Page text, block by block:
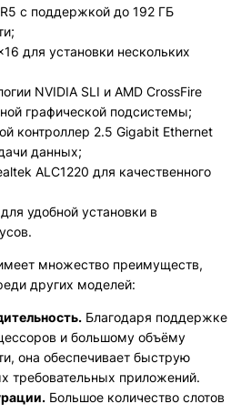
с поддержкой до 192 ГБ
для установки нескольких
NVIDIA SLI и AMD CrossFire
графической подсистемы;
контроллер 2.5 Gigabit Ethernet
данных;
ALC1220 для качественного
удобной установки в
множество преимуществ,
других моделей:
Благодаря поддержке
и большому объёму
она обеспечивает быструю
требовательных приложений.
Большое количество слотов